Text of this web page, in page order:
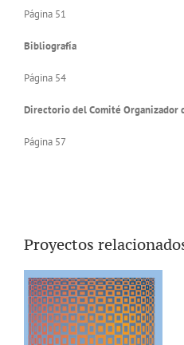
Página 51
Bibliografía
Página 54
Directorio del Comité Organizador
Página 57
Proyectos